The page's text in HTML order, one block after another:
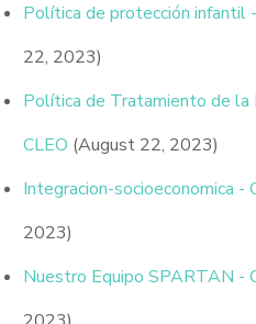
Política de protección infantil
22, 2023)
Política de Tratamiento de la
CLEO (August 22, 2023)
Integracion-socioeconomica -
2023)
Nuestro Equipo SPARTAN -